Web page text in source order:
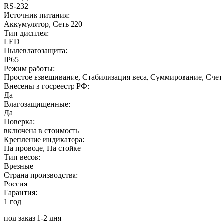
RS-232
Источник питания:
Аккумулятор, Сеть 220
Тип дисплея:
LED
Пылевлагозащита:
IP65
Режим работы:
Простое взвешивание, Стабилизация веса, Суммирование,
Внесены в госреестр РФ:
Да
Влагозащищенные:
Да
Поверка:
включена в стоимость
Крепление индикатора:
На проводе, На стойке
Тип весов:
Врезные
Страна производства:
Россия
Гарантия:
1 год
под заказ 1-2 дня